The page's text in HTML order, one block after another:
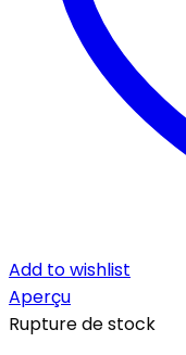
Add to wishlist
Aperçu
Rupture de stock